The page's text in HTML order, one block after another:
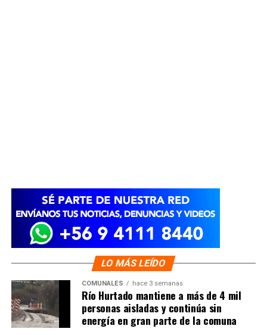
LO MÁS LEÍDO
COMUNALES hace 3 semanas
Río Hurtado mantiene a más de 4 mil
personas aisladas y continúa sin
energía en gran parte de la comuna